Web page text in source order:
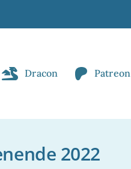
Dracon Patreon
2022